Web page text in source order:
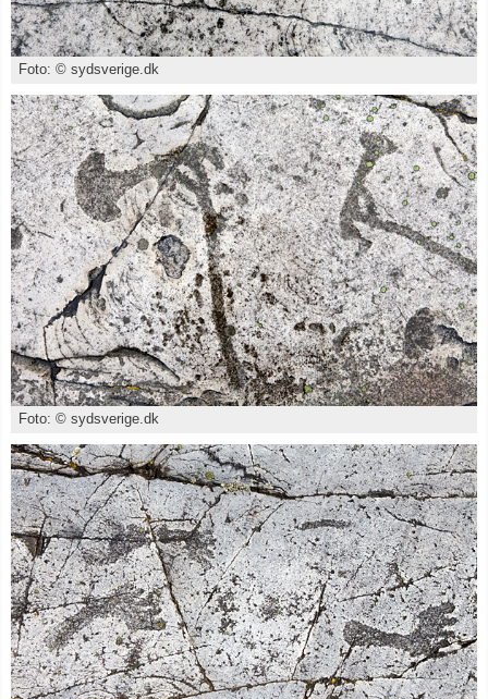
Foto: © sydsverige.dk
Foto: © sydsverige.dk